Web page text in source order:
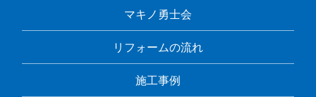
マキノ勇士会
リフォームの流れ
施工事例